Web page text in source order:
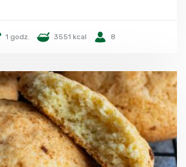
1 godz. 3551 kcal 8